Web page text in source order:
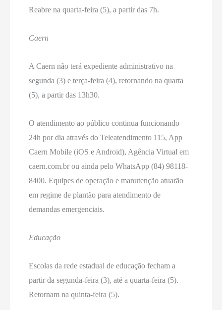
Reabre na quarta-feira (5), a partir das 7h.
Caern
A Caern não terá expediente administrativo na
segunda (3) e terça-feira (4), retornando na quarta
(5), a partir das 13h30.
O atendimento ao público continua funcionando
24h por dia através do Teleatendimento 115, App
Caern Mobile (iOS e Android), Agência Virtual em
caern.com.br ou ainda pelo WhatsApp (84) 98118-
8400. Equipes de operação e manutenção atuarão
em regime de plantão para atendimento de
demandas emergenciais.
Educação
Escolas da rede estadual de educação fecham a
partir da segunda-feira (3), até a quarta-feira (5).
Retornam na quinta-feira (5).